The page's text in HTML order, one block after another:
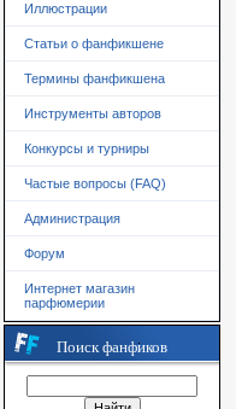
Иллюстрации
Статьи о фанфикшене
Термины фанфикшена
Инструменты авторов
Конкурсы и турниры
Частые вопросы (FAQ)
Администрация
Форум
Интернет магазин
парфюмерии
Поиск фанфиков